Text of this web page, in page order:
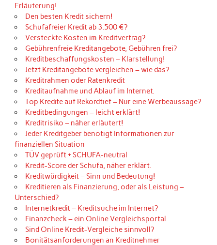
Erläuterung!
Den besten Kredit sichern!
Schufafreier Kredit ab 3.500 €?
Versteckte Kosten im Kreditvertrag?
Gebührenfreie Kreditangebote, Gebühren frei?
Kreditbeschaffungskosten – Klarstellung!
Jetzt Kreditangebote vergleichen – wie das?
Kreditrahmen oder Ratenkredit
Kreditaufnahme und Ablauf im Internet.
Top Kredite auf Rekordtief – Nur eine Werbeaussage?
Kreditbedingungen – leicht erklärt!
Kreditrisiko – näher erläutert!
Jeder Kreditgeber benötigt Informationen zur
finanziellen Situation
TÜV geprüft + SCHUFA-neutral
Kredit-Score der Schufa, näher erklärt.
Kreditwürdigkeit – Sinn und Bedeutung!
Kreditieren als Finanzierung, oder als Leistung –
Unterschied?
Internetkredit – Kreditsuche im Internet?
Finanzcheck – ein Online Vergleichsportal
Sind Online Kredit-Vergleiche sinnvoll?
Bonitätsanforderungen an Kreditnehmer